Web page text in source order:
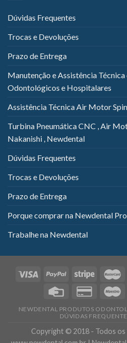
Dúvidas Frequentes
Trocas e Devoluções
Prazo de Entrega
Manutenção e Assistência
Odontológicos e Hospitalares
Assistência Técnica Air Motor
Turbina Pneumática CNC , Air
Nakanishi , Newdental
Dúvidas Frequentes
Trocas e Devoluções
Prazo de Entrega
Porque comprar na Newdental
Trabalhe na Newdental
NEWDENTAL PRODUTOS
DÚVIDAS
Copyright © 2018 - Todos